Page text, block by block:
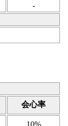
-
会心率